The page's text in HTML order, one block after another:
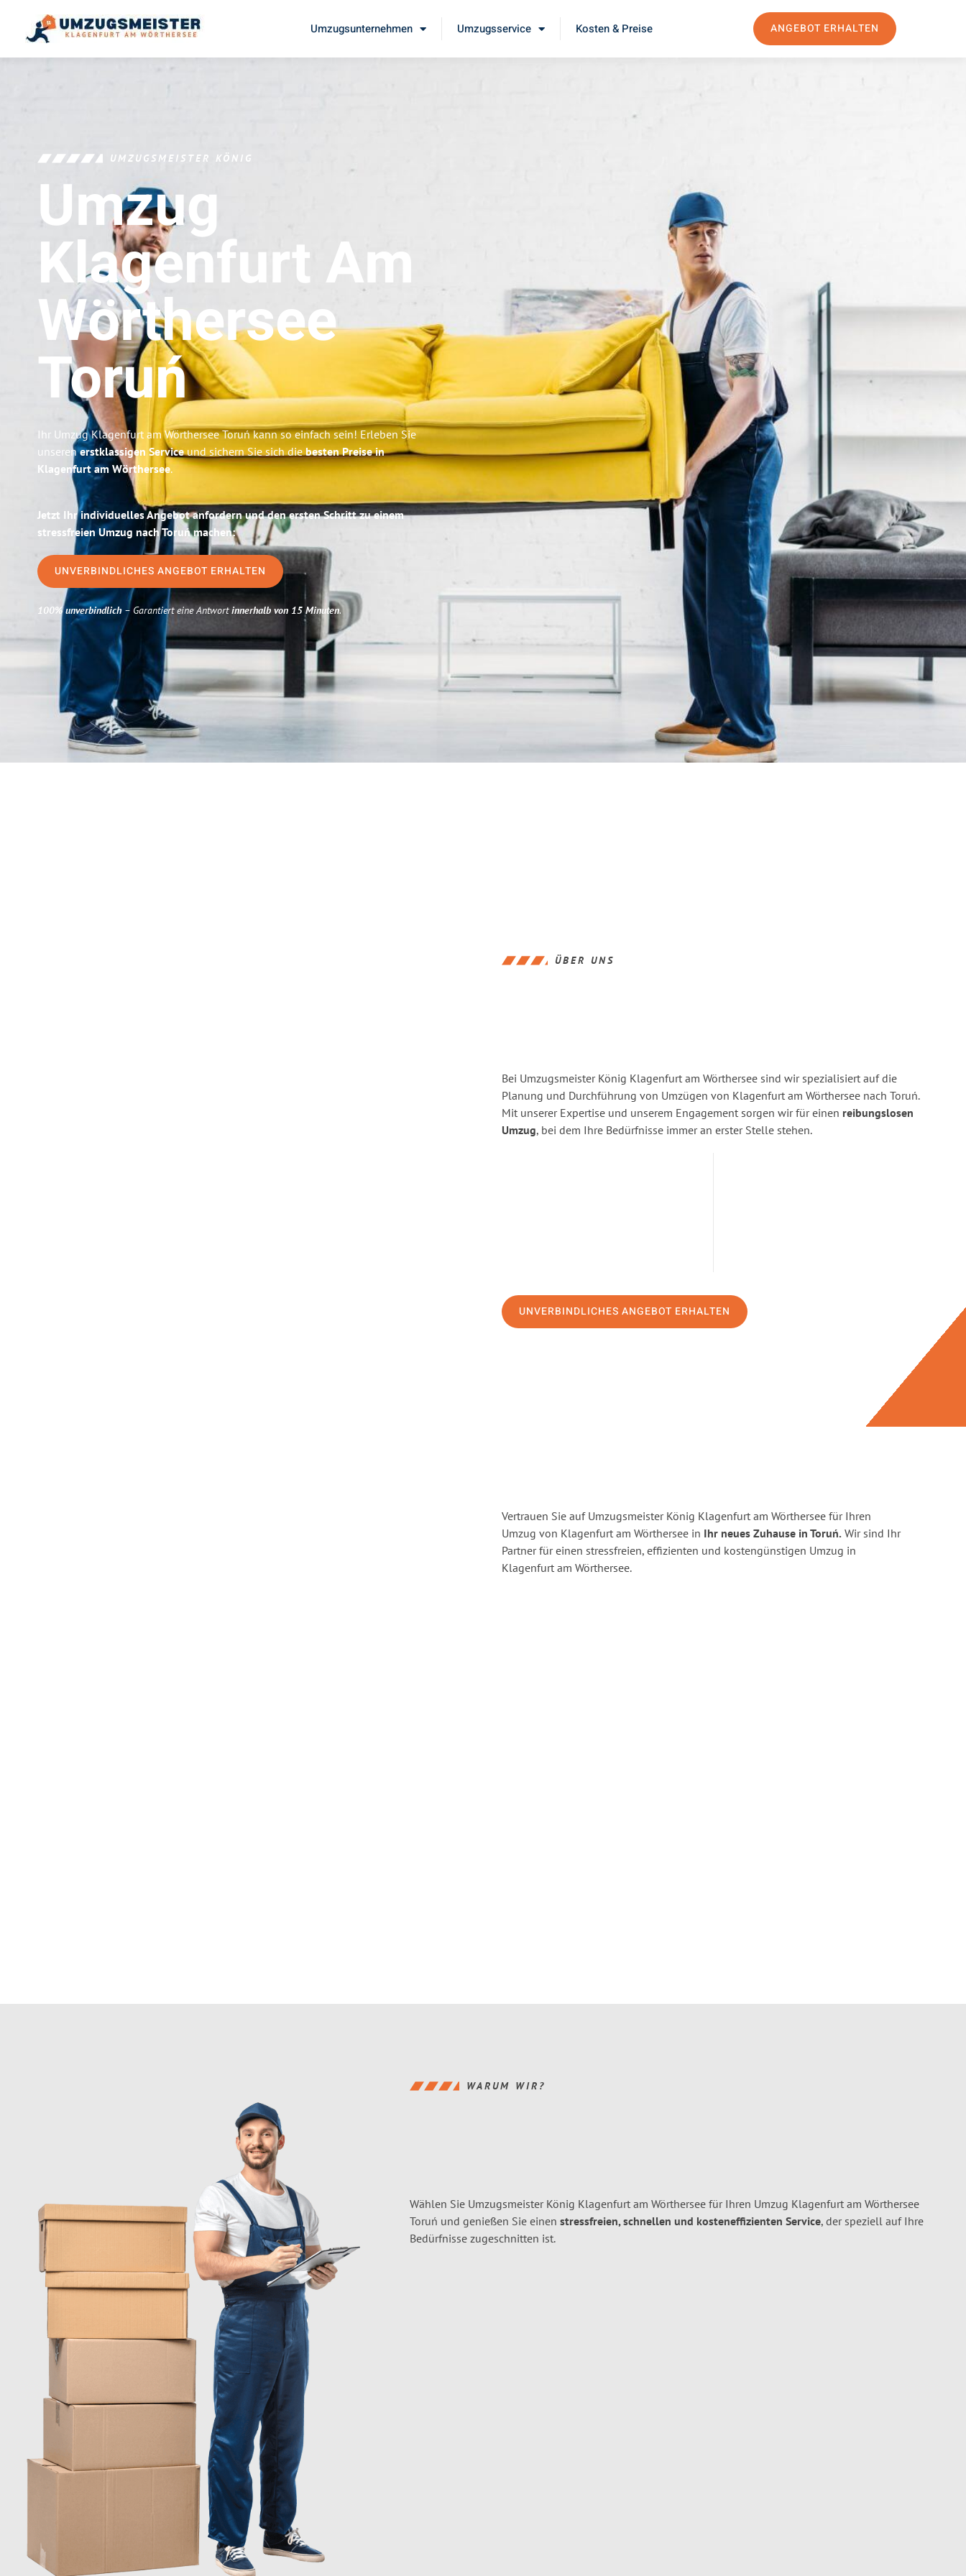
Umzugsunternehmen Umzugsservice Kosten & Preise ANGEBOT ERHALTEN
UMZUGSMEISTER KÖNIG
Umzug
Klagenfurt Am
Wörthersee
Toruń
Ihr Umzug Klagenfurt am Wörthersee Toruń kann so einfach sein! Erleben Sie
unserenerstklassigen Serviceund sichern Sie sich diebesten Preise in
Klagenfurt am Wörthersee.
Jetzt Ihr individuelles Angebot anfordern und den ersten Schritt zu einem
stressfreien Umzug nach Toruń machen:
UNVERBINDLICHES ANGEBOT ERHALTEN
100% unverbindlich– Garantiert eine Antwortinnerhalb von 15 Minuten.
ÜBER UNS
Bei Umzugsmeister König Klagenfurt am Wörthersee sind wir spezialisiert auf die
Planung und Durchführung von Umzügen von Klagenfurt am Wörthersee nach Toruń.
Mit unserer Expertise und unserem Engagement sorgen wir für einen reibungslosen
Umzug, bei dem Ihre Bedürfnisse immer an erster Stelle stehen.
UNVERBINDLICHES ANGEBOT ERHALTEN
Vertrauen Sie auf Umzugsmeister König Klagenfurt am Wörthersee für Ihren
Umzug von Klagenfurt am Wörthersee in Ihr neues Zuhause in Toruń. Wir sind Ihr
Partner für einen stressfreien, effizienten und kostengünstigen Umzug in
Klagenfurt am Wörthersee.
WARUM WIR?
Wählen Sie Umzugsmeister König Klagenfurt am Wörthersee für Ihren Umzug Klagenfurt am Wörthersee
Toruń und genießen Sie einen stressfreien, schnellen und kosteneffizienten Service, der speziell auf Ihre
Bedürfnisse zugeschnitten ist.